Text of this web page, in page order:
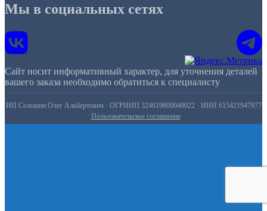
Мы в социальных сетях
Сайт носит информативный характер, для уточнения деталей
вашего заказа необходимо обратиться к специалисту
ИП Соломин Олег Альбертович · ОГРНИП 324619600049022 · ИНН 615421947977
· Пользовательское соглашение